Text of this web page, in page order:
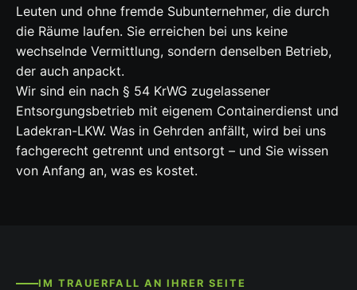
Leuten und ohne fremde Subunternehmer, die durch
die Räume laufen. Sie erreichen bei uns keine
wechselnde Vermittlung, sondern denselben Betrieb,
der auch anpackt.
Wir sind ein nach § 54 KrWG zugelassener
Entsorgungsbetrieb mit eigenem Containerdienst und
Ladekran-LKW. Was in Gehrden anfällt, wird bei uns
fachgerecht getrennt und entsorgt – und Sie wissen
von Anfang an, was es kostet.
IM TRAUERFALL AN IHRER SEITE